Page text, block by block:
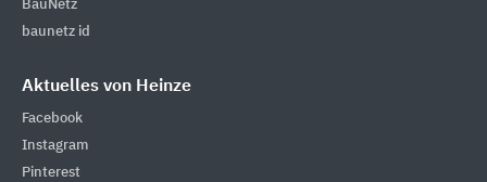
BauNetz
baunetz id
Aktuelles von Heinze
Facebook
Instagram
Pinterest